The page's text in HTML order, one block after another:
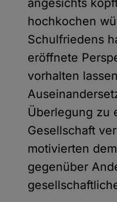
angesichts
hochkochen
Schulfriedens
eröffnete
vorhalten
Überlegung zu
Gesellschaft
motivierten
gegenüber